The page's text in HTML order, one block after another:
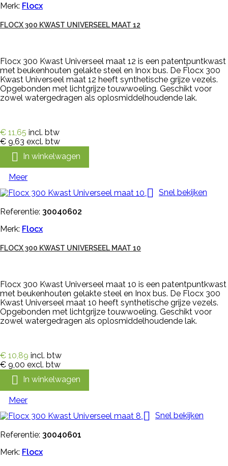
Merk: Flocx
FLOCX 300 KWAST UNIVERSEEL MAAT 12
Flocx 300 Kwast Universeel maat 12 is een patentpuntkwast
met beukenhouten gelakte steel en Inox bus. De Flocx 300
Kwast Universeel maat 12 heeft synthetische grijze vezels.
Opgebonden met lichtgrijze touwwoeling. Geschikt voor
zowel watergedragen als oplosmiddelhoudende lak.
€ 11,65 incl. btw
€ 9,63 excl. btw
 In winkelwagen
Meer
 Snel bekijken
Referentie: 30040602
Merk: Flocx
FLOCX 300 KWAST UNIVERSEEL MAAT 10
Flocx 300 Kwast Universeel maat 10 is een patentpuntkwast
met beukenhouten gelakte steel en Inox bus. De Flocx 300
Kwast Universeel maat 10 heeft synthetische grijze vezels.
Opgebonden met lichtgrijze touwwoeling. Geschikt voor
zowel watergedragen als oplosmiddelhoudende lak.
€ 10,89 incl. btw
€ 9,00 excl. btw
 In winkelwagen
Meer
 Snel bekijken
Referentie: 30040601
Merk: Flocx